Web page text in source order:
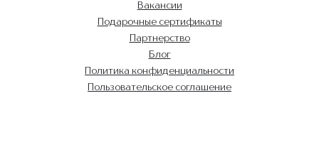
Вакансии
Подарочные сертификаты
Партнерство
Блог
Политика конфиденциальности
Пользовательское соглашение